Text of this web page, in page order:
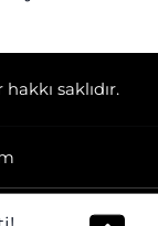
saklıdır.